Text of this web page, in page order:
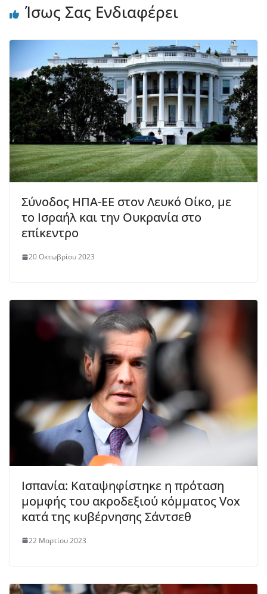
Ίσως Σας Ενδιαφέρει
Σύνοδος ΗΠΑ-ΕΕ στον Λευκό Οίκο, με
το Ισραήλ και την Ουκρανία στο
επίκεντρο
20 Οκτωβρίου 2023
Ισπανία: Καταψηφίστηκε η πρόταση
μομφής του ακροδεξιού κόμματος Vox
κατά της κυβέρνησης Σάντσεθ
22 Μαρτίου 2023